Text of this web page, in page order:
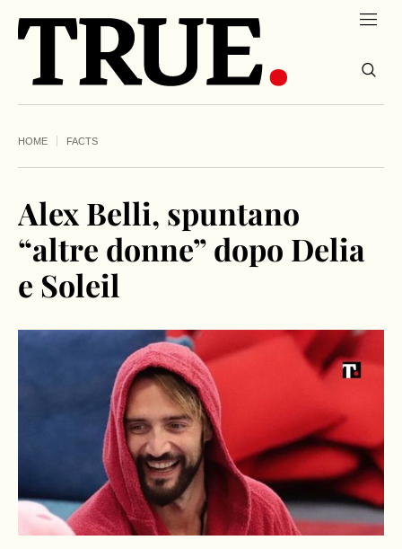
HOME FACTS
Alex Belli, spuntano
“altre donne” dopo Delia
e Soleil